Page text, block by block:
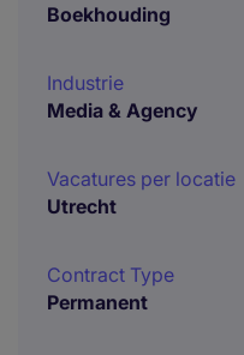
Boekhouding
Industrie
Media & Agency
Vacatures per locatie
Utrecht
Contract Type
Permanent